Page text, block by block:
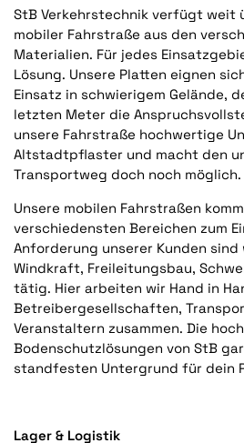
StB Verkehrstechnik verfügt weit
mobiler Fahrstraße aus den
Materialien. Für jedes
Lösung. Unsere Platten eignen
Einsatz in schwierigem Gelände,
letzten Meter die
unsere Fahrstraße hochwertige
Altstadtpflaster und macht den
Transportweg doch noch möglich.
Unsere mobilen Fahrstraßen
verschiedensten Bereichen zum
Anforderung unserer Kunden sind
Windkraft, Freileitungsbau,
tätig. Hier arbeiten wir Hand in
Betreibergesellschaften,
Veranstaltern zusammen. Die
Bodenschutzlösungen von StB
standfesten Untergrund für dein
Lager & Logistik